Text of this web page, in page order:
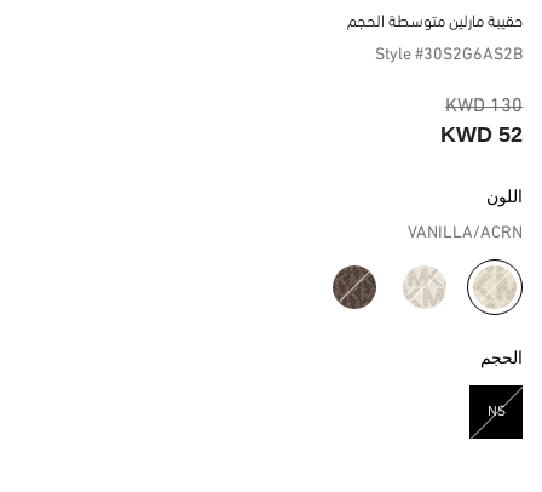
حقيبة مارلين متوسطة الحجم
Style #30S2G6AS2B
130 KWD
52 KWD
اللون
VANILLA/ACRN
مختار
الحجم
NS
مختار